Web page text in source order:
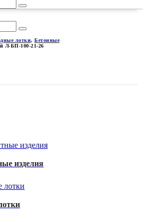
лотки, Бетонные
Л-БП-100-21-26
изделия